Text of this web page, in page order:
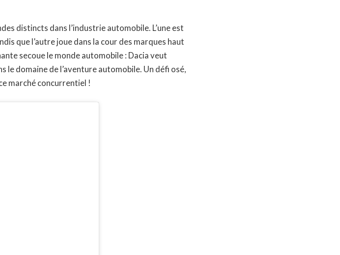
distincts dans l’industrie automobile. L’une est
que l’autre joue dans la cour des marques haut
secoue le monde automobile : Dacia veut
le domaine de l’aventure automobile. Un défi osé,
marché concurrentiel !